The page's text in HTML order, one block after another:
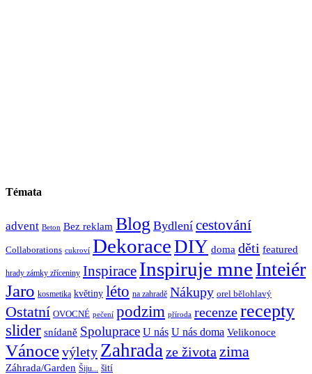
Témata
advent Beton Bez reklam Blog Bydlení cestování
Collaborations cukroví DekoraceDIY doma děti featured
hrady zámky zříceniny Inspirace Inspiruje mneInteiér
Jaro kosmetika květiny léto na zahradě Nákupy orel bělohlavý
Ostatní OVOCNÉ pečení podzim příroda recenzerecepty
slider snídaně Spoluprace U nás U nás doma Velikonoce
Vánocevýlety Zahrada ze života zima
Záhrada/Garden Šiju... šití